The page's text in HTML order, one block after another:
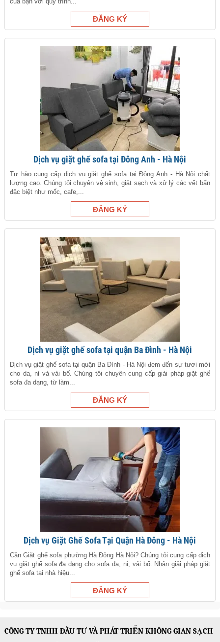
Dịch vụ giặt ghế sofa tại Đông Anh - Hà Nội
Tự hào cung cấp dịch vụ giặt ghế sofa tại Đông Anh - Hà Nội chất
lượng cao. Chúng tôi chuyên vệ sinh, giặt sạch và xử lý các vết bẩn
đặc biệt như mốc, cafe,...
Dịch vụ giặt ghế sofa tại quận Ba Đình - Hà Nội
Dịch vụ giặt ghế sofa tại quận Ba Đình - Hà Nội đem đến sự tươi mới
cho da, nỉ và vải bố. Chúng tôi chuyên cung cấp giải pháp giặt ghế
sofa đa dạng, từ làm...
Dịch vụ Giặt Ghế Sofa Tại Quận Hà Đông - Hà Nội
Cần Giặt ghế sofa phường Hà Đông Hà Nội? Chúng tôi cung cấp dịch
vụ giặt ghế sofa đa dạng cho sofa da, nỉ, vải bố. Nhận giải pháp giặt
ghế sofa tại nhà hiệu...
CÔNG TY TNHH ĐẦU TƯ VÀ PHÁT TRIỂN KHÔNG GIAN SẠCH